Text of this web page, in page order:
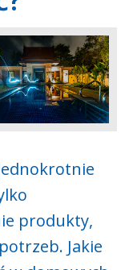
produkty,
Jakie